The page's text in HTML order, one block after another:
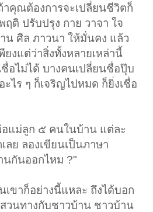
าคุณต้องการจะเปลี่ยนชีวิตก็
ฤติ ปรับปรุง กาย วาจา ใจ
น ศีล ภาวนา ให้มั่นคง แล้ว
ยงแต่ว่าสิ่งทั้งหลายเหล่านี้
อไม่ได้ บางคนเปลี่ยนชื่อปุ๊บ
ไร ๆ ก็เจริญไปหมด ก็ยิ่งเชื่อ
แม่ลูก ๕ คนในบ้าน แต่ละ
ลย ลองเขียนเป็นภาษา
นกันออกไหม ?"
ขาก็อย่างนี้แหละ ถึงได้บอก
วนทางกับชาวบ้าน ชาวบ้าน